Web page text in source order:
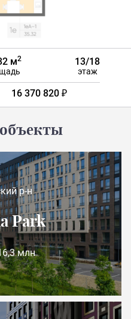
м2 13/18
этаж
16 370 820 ₽
р-н
Park
млн